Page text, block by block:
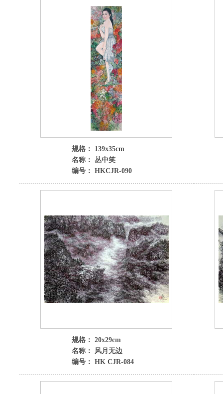
规格： 139x35cm
名称： 丛中笑
编号： HKCJR-090
规格： 20x29cm
名称： 风月无边
编号： HK CJR-084